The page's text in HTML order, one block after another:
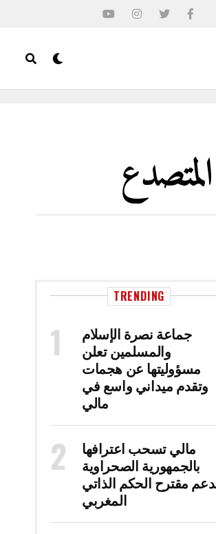
TRENDING
جماعة نصرة الإسلام
والمسلمين تعلن
مسؤوليتها عن هجمات
وتقدم ميداني واسع في
مالي
مالي تسحب اعترافها
بالجمهورية الصحراوية
مقترح الحكم الذاتي
المغربي